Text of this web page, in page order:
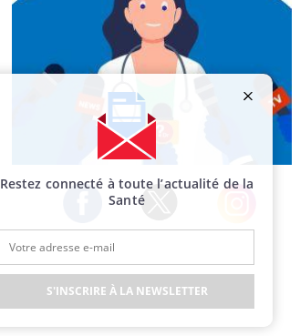
Facebook Twitter Instagram
Restez connecté à toute l’actualité de la
Santé
S'INSCRIRE À LA NEWSLETTER